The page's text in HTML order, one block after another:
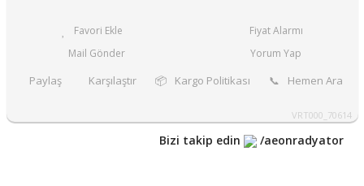
Fiyat Alarmı
Mail Gönder
Yorum Yap
Paylaş Karşılaştır 📦 Kargo Politikası 📞 Hemen Ara
VRT000_70614
Bizi takip edin /aeonradyator